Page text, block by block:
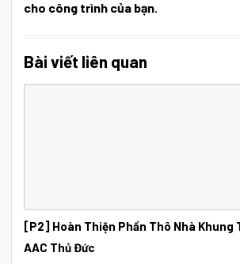
cho công trình của bạn.
Bài viết liên quan
[P2] Hoàn Thiện Phần Thô Nhà Khung
AAC Thủ Đức